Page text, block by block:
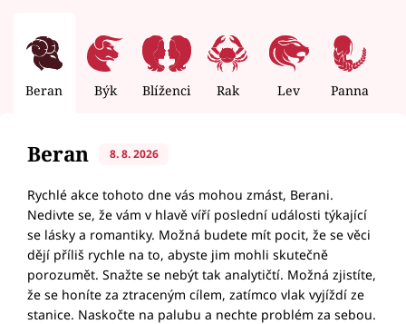
Beran Býk Blíženci Rak Lev Panna
Beran 8. 8. 2026
Rychlé akce tohoto dne vás mohou zmást, Berani.
Nedivte se, že vám v hlavě víří poslední události týkající
se lásky a romantiky. Možná budete mít pocit, že se věci
dějí příliš rychle na to, abyste jim mohli skutečně
porozumět. Snažte se nebýt tak analytičtí. Možná zjistíte,
že se honíte za ztraceným cílem, zatímco vlak vyjíždí ze
stanice. Naskočte na palubu a nechte problém za sebou.